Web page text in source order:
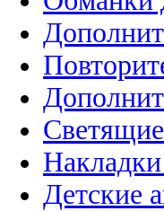
Детские